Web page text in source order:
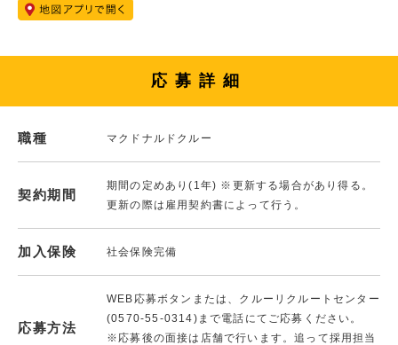
応募詳細
職種 マクドナルドクルー
契約期間
期間の定めあり(1年) ※更新する場合があり得る。
更新の際は雇用契約書によって行う。
加入保険 社会保険完備
応募方法
WEB応募ボタンまたは、クルーリクルートセンター
(0570-55-0314)まで電話にてご応募ください。
※応募後の面接は店舗で行います。追って採用担当